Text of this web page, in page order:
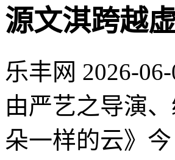
源文淇跨越
乐丰网 2026-
由严艺之导演
朵一样的云》